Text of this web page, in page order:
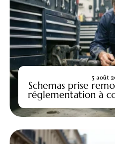
Schemas prise
réglementation à
5 août